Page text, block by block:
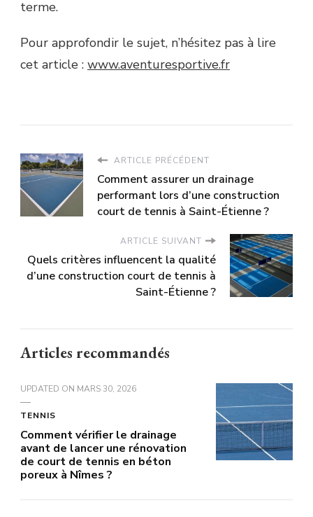
terme.
Pour approfondir le sujet, n’hésitez pas à lire
cet article : www.aventuresportive.fr
ARTICLE PRÉCÉDENT
Comment assurer un drainage
performant lors d’une construction
court de tennis à Saint-Étienne ?
ARTICLE SUIVANT
Quels critères influencent la qualité
d’une construction court de tennis à
Saint-Étienne ?
Articles recommandés
UPDATED ON MARS 30, 2026
TENNIS
Comment vérifier le drainage
avant de lancer une rénovation
de court de tennis en béton
poreux à Nîmes ?